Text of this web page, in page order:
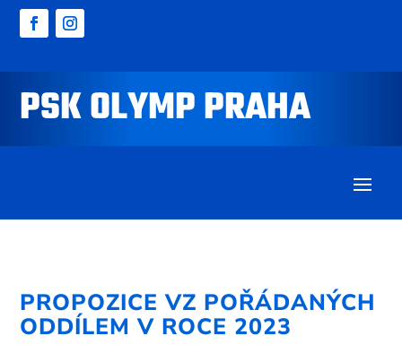
PSK OLYMP PRAHA
PROPOZICE VZ POŘÁDANÝCH
ODDÍLEM V ROCE 2023